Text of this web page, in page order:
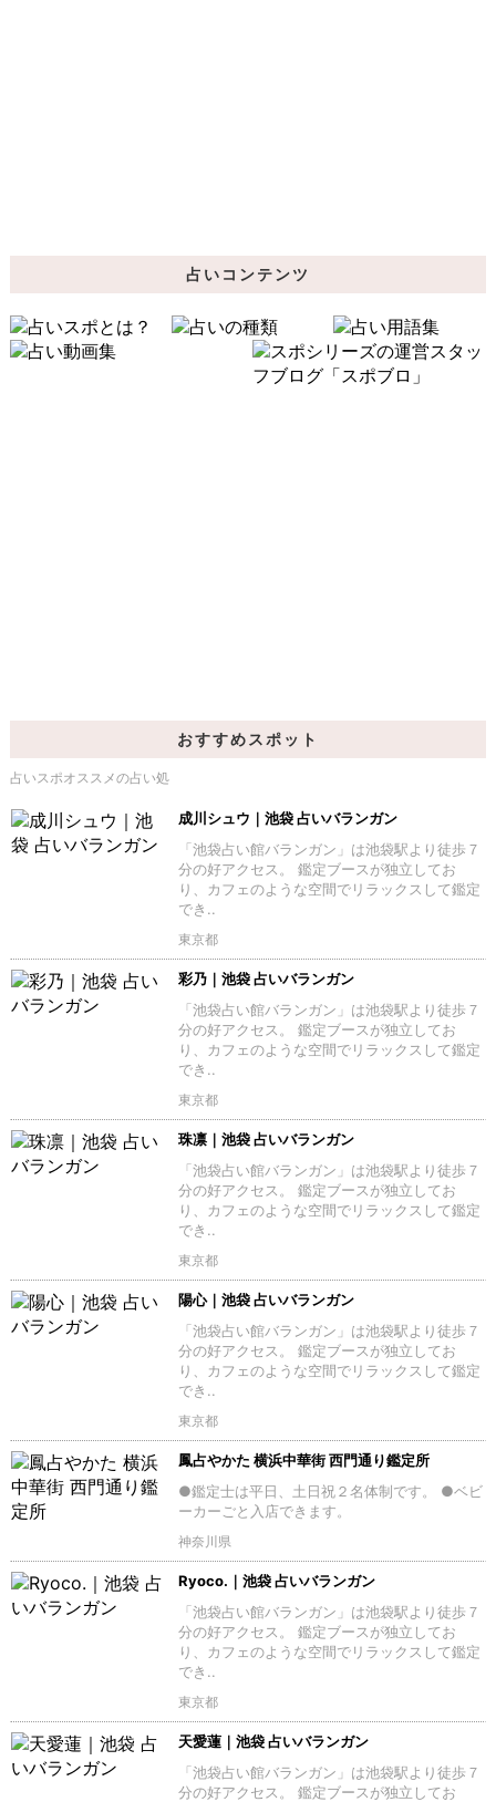
占いコンテンツ
おすすめスポット
占いスポオススメの占い処
成川シュウ｜池袋 占いバランガン
「池袋占い館バランガン」は池袋駅より徒歩７
分の好アクセス。 鑑定ブースが独立してお
り、カフェのような空間でリラックスして鑑定
でき..
東京都
彩乃｜池袋 占いバランガン
「池袋占い館バランガン」は池袋駅より徒歩７
分の好アクセス。 鑑定ブースが独立してお
り、カフェのような空間でリラックスして鑑定
でき..
東京都
珠凛｜池袋 占いバランガン
「池袋占い館バランガン」は池袋駅より徒歩７
分の好アクセス。 鑑定ブースが独立してお
り、カフェのような空間でリラックスして鑑定
でき..
東京都
陽心｜池袋 占いバランガン
「池袋占い館バランガン」は池袋駅より徒歩７
分の好アクセス。 鑑定ブースが独立してお
り、カフェのような空間でリラックスして鑑定
でき..
東京都
鳳占やかた 横浜中華街 西門通り鑑定所
●鑑定士は平日、土日祝２名体制です。 ●ベビ
ーカーごと入店できます。
神奈川県
Ryoco.｜池袋 占いバランガン
「池袋占い館バランガン」は池袋駅より徒歩７
分の好アクセス。 鑑定ブースが独立してお
り、カフェのような空間でリラックスして鑑定
でき..
東京都
天愛蓮｜池袋 占いバランガン
「池袋占い館バランガン」は池袋駅より徒歩７
分の好アクセス。 鑑定ブースが独立してお